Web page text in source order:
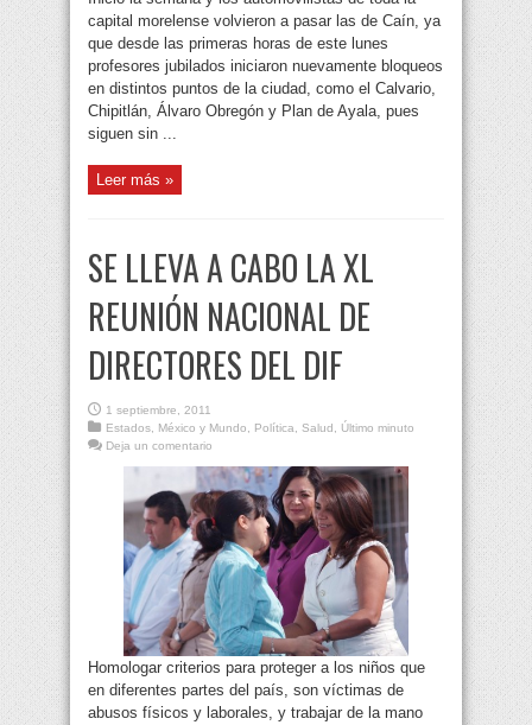
capital morelense volvieron a pasar las de Caín, ya
que desde las primeras horas de este lunes
profesores jubilados iniciaron nuevamente bloqueos
en distintos puntos de la ciudad, como el Calvario,
Chipitlán, Álvaro Obregón y Plan de Ayala, pues
siguen sin ...
Leer más »
SE LLEVA A CABO LA XL
REUNIÓN NACIONAL DE
DIRECTORES DEL DIF
1 septiembre, 2011
Estados, México y Mundo, Política, Salud, Último minuto
Deja un comentario
Homologar criterios para proteger a los niños que
en diferentes partes del país, son víctimas de
abusos físicos y laborales, y trabajar de la mano